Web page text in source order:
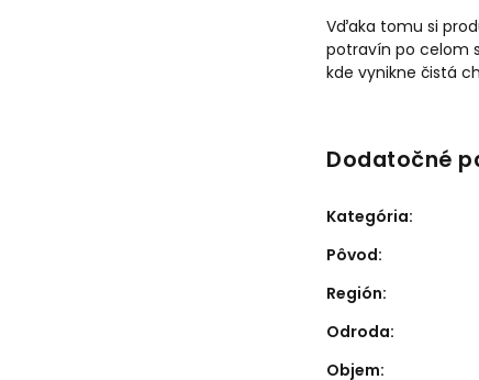
Vďaka tomu si
potravín po celom
kde vynikne čistá
Dodatočné
Kategória:
Pôvod:
Región:
Odroda:
Objem: